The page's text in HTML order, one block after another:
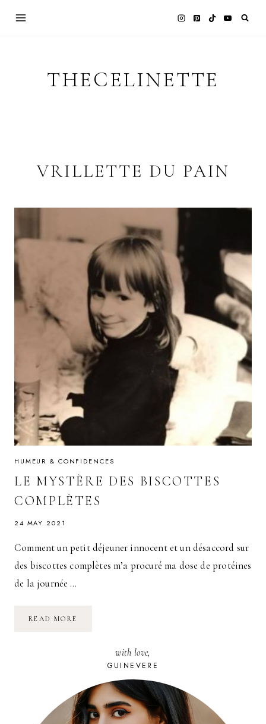
THECELINETTE
VRILLETTE DU PAIN
HUMEUR & CONFIDENCES
LE MYSTÈRE DES BISCOTTES
COMPLÈTES
24 MAY 2021
Comment un petit déjeuner innocent et un désaccord sur
des biscottes complètes m’a procuré ma dose de protéines
de la journée …
READ MORE
COMPLÈTESwith love,
GUINEVERE